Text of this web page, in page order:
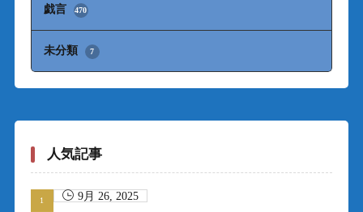
戯言 470
未分類 7
人気記事
9月 26, 2025